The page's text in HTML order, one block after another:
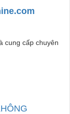
cung cấp chuyên